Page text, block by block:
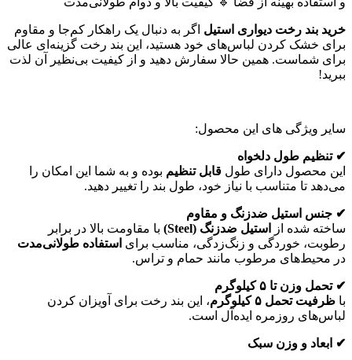
خرید بند رخت دیواری استیل اگر به دنبال یک راهکار کم‌جا و مقاوم
برای خشک کردن لباس‌های خود هستید، این بند رخت گزینه‌ای عالی
برای شماست. همین حالا سفارش دهید و از کیفیت بی‌نظیر آن لذت
ببرید!
سایر ویژگی های این محصول:
✔ تنظیم طول دلخواه
این محصول دارای طول قابل تنظیم بوده و به شما این امکان را
می‌دهد تا متناسب با نیاز خود، طول بند را تغییر دهید.
✔ جنس استیل ضدزنگ و مقاوم
ساخته شده از
استیل ضدزنگ (Steel)
با مقاومت بالا در برابر
رطوبت، خوردگی و زنگ‌زدگی، مناسب برای استفاده طولانی‌مدت
در محیط‌های مرطوب مانند حمام و تراس.
✔ تحمل وزن تا ۵ کیلوگرم
با ظرفیت تحمل ۵ کیلوگرم
، این بند رخت برای آویزان کردن
لباس‌های روزمره ایده‌آل است.
✔ ابعاد و وزن سبک